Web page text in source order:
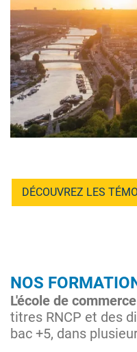
DÉCOUVREZ LES
NOS
L'école de commerce
titres RNCP et des
bac +5, dans